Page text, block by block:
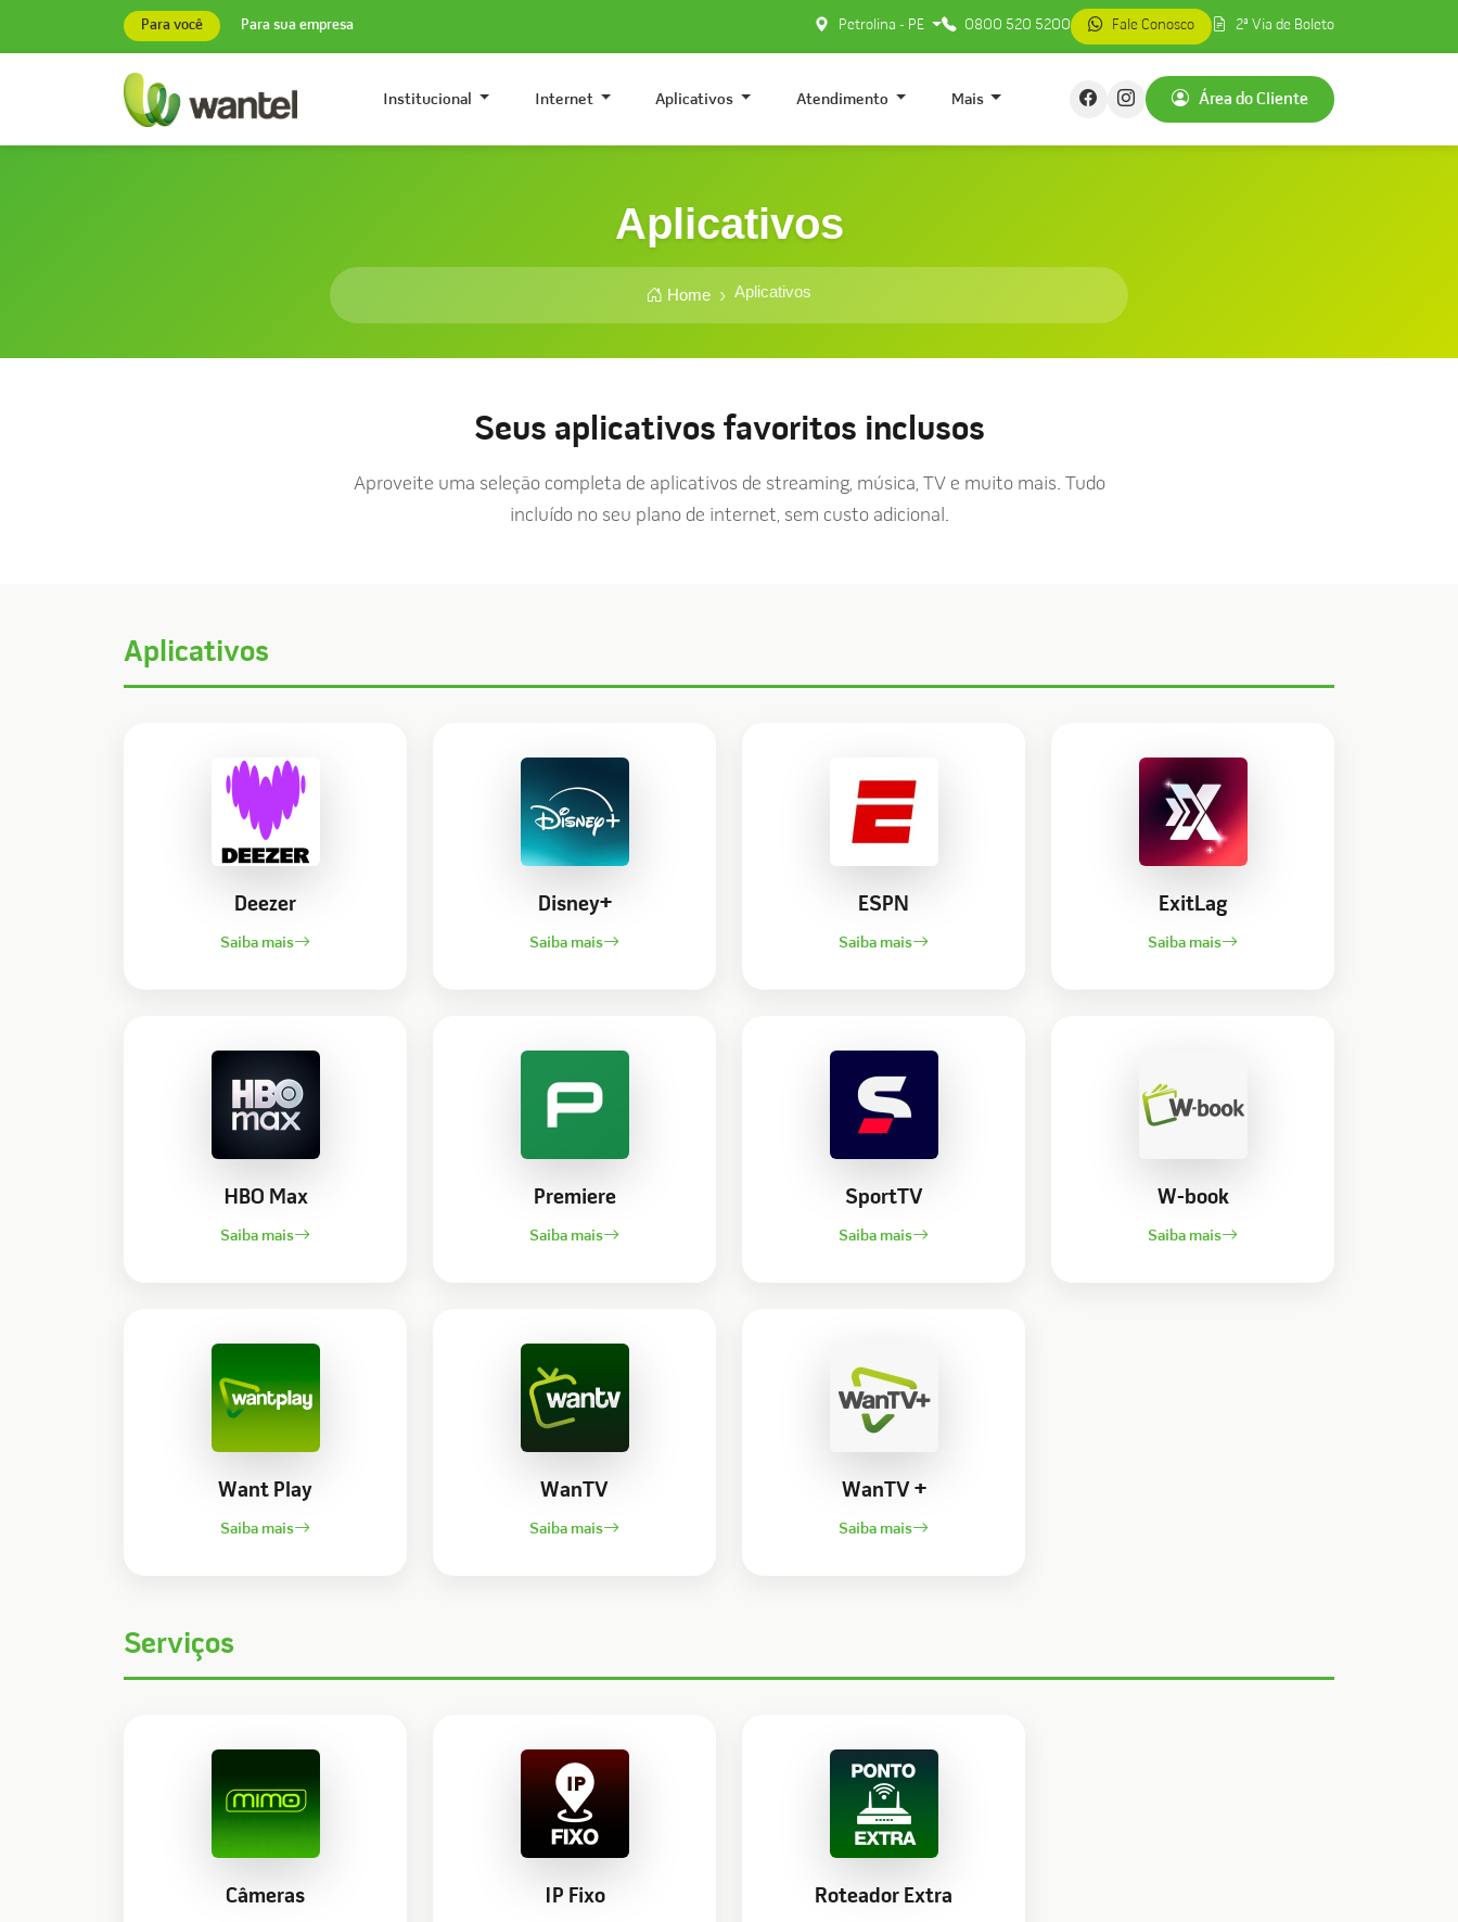
Para você Para sua empresa Petrolina - PE 0800 520 5200 Fale Conosco 2ª Via de Boleto
Institucional Internet Aplicativos Atendimento Mais Área do Cliente
Aplicativos
Home Aplicativos
Seus aplicativos favoritos inclusos
Aproveite uma seleção completa de aplicativos de streaming, música, TV e muito mais. Tudo
incluído no seu plano de internet, sem custo adicional.
Aplicativos
Deezer
Saiba mais
Disney+
Saiba mais
ESPN
Saiba mais
ExitLag
Saiba mais
HBO Max
Saiba mais
Premiere
Saiba mais
SportTV
Saiba mais
W-book
Saiba mais
Want Play
Saiba mais
WanTV
Saiba mais
WanTV +
Saiba mais
Serviços
Câmeras IP Fixo Roteador Extra